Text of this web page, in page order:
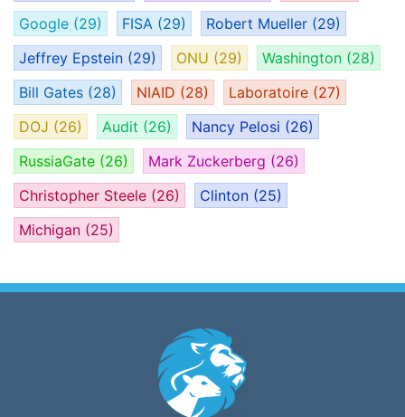
Google (29) FISA (29) Robert Mueller (29)
Jeffrey Epstein (29) ONU (29) Washington (28)
Bill Gates (28) NIAID (28) Laboratoire (27)
DOJ (26) Audit (26) Nancy Pelosi (26)
RussiaGate (26) Mark Zuckerberg (26)
Christopher Steele (26) Clinton (25)
Michigan (25)